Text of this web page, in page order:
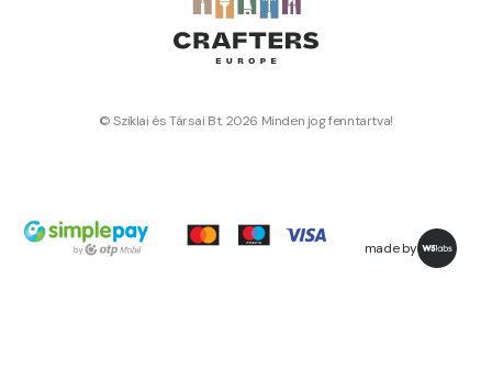
© Sziklai és Társai Bt. 2026 Minden jog fenntartva!
made by